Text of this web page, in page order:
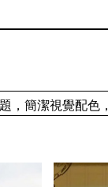
現個人穿搭品味。